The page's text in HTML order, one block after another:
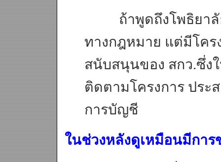
ถ้าพูดถึงโพธิยาลัย
ทางกฎหมาย แต่มีโคร
สนับสนุนของ สกว.ซึ่ง
ติดตามโครงการ ประ
การบัญชี
ในช่วงหลังดูเหมือนมีกา